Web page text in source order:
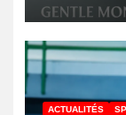
ACTUALITÉS